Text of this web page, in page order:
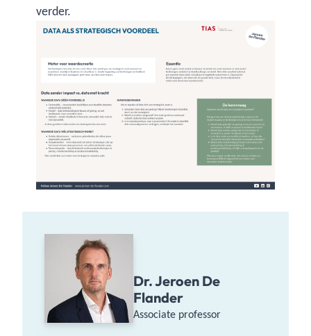
verder.
Dr. Jeroen De
Flander
Associate professor